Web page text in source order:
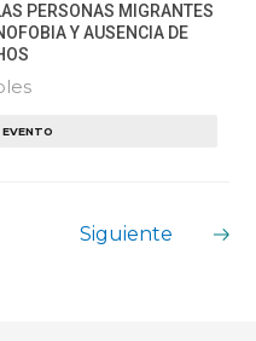
PERSONAS MIGRANTES
Y AUSENCIA DE
Siguiente